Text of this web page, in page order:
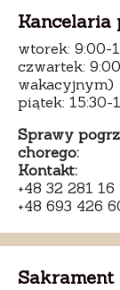
Kancelaria
wtorek: 9:00-
czwartek:
wakacyjnym)
piątek: 15:30-
Sprawy
chorego:
Kontakt:
+48 32 281 16
+48 693 426
Sakrament